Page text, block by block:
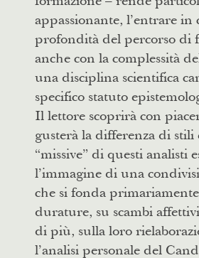
appassionante, l’entrare
profondità del percorso di
anche con la complessità
una disciplina scientifica
specifico statuto
Il lettore scoprirà con
gusterà la differenza di
“missive” di questi analisti
l’immagine di una
che si fonda
durature, su scambi
di più, sulla loro
l’analisi personale del